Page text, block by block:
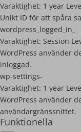
Varaktighet: 1 year
Unikt ID för att spåra
wordpress_logged_in_
Varaktighet: Session
WordPress använder
inloggad.
wp-settings-
Varaktighet: 1 year
WordPress använder
användargränssnittet.
Funktionella